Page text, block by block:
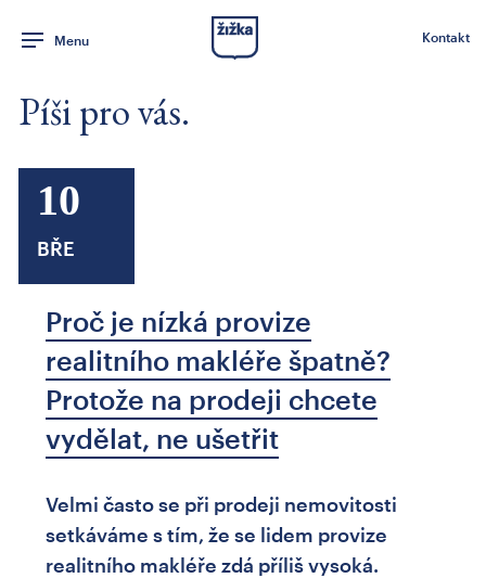
Menu Kontakt
Píši pro vás.
10
BŘE
Proč je nízká provize
realitního makléře špatně?
Protože na prodeji chcete
vydělat, ne ušetřit
Velmi často se při prodeji nemovitosti
setkáváme s tím, že se lidem provize
realitního makléře zdá příliš vysoká.